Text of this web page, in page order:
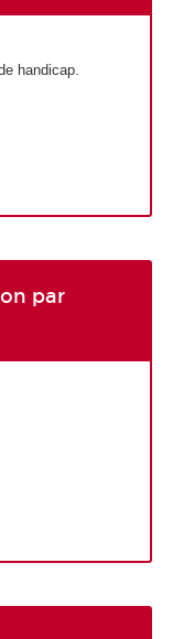
handicap.
par